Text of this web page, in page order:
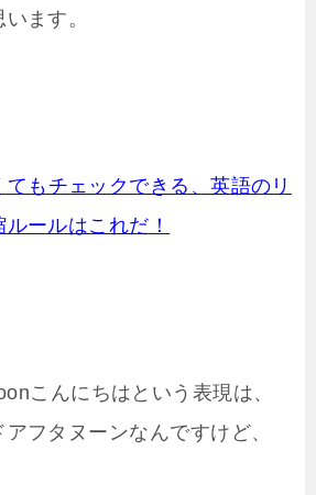
ます。
てもチェックできる、英語のリ
ールはこれだ！
こんにちはという表現は、
フタヌーンなんですけど、